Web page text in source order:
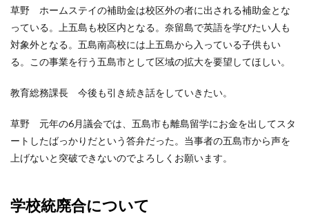
草野 ホームステイの補助金は校区外の者に出される補助金とな
っている。上五島も校区内となる。奈留島で英語を学びたい人も
対象外となる。五島南高校には上五島から入っている子供もい
る。この事業を行う五島市として区域の拡大を要望してほしい。
教育総務課長 今後も引き続き話をしていきたい。
草野 元年の6月議会では、五島市も離島留学にお金を出してスタ
ートしたばっかりだという答弁だった。当事者の五島市から声を
上げないと突破できないのでよろしくお願います。
学校統廃合について